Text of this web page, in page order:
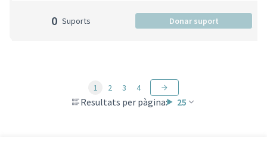
0 Suports Donar suport
Resultats per pàgina: 25
1 2 3 4